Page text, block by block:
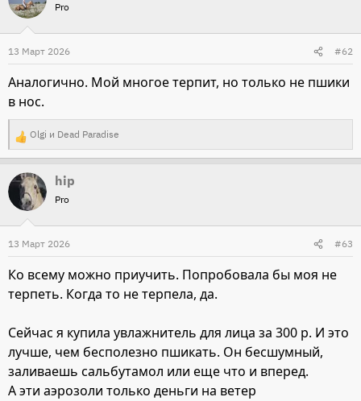
к
и
и
:
Pro
13 Март 2026 #62
Аналогично. Мой многое терпит, но только не пшики
в нос.
Р
е
а
и
и
:
Olgi и Dead Paradise
hip
Pro
13 Март 2026 #63
Ко всему можно приучить. Попробовала бы моя не
терпеть. Когда то не терпела, да.
Сейчас я купила увлажнитель для лица за 300 р. И это
лучше, чем бесполезно пшикать. Он бесшумный,
заливаешь сальбутамол или еще что и вперед.
А эти аэрозоли только деньги на ветер